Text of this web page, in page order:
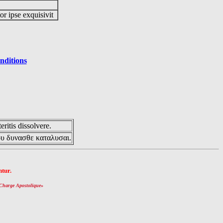
ipse exquisivit
dissolvere.
δυνασθε καταλυσαι.
Apostolique»